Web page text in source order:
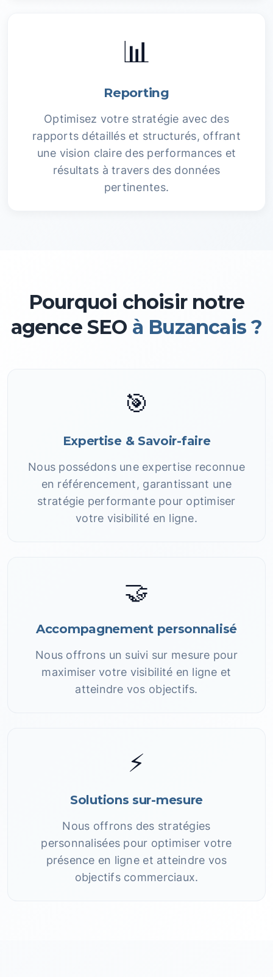
📊
Reporting
Optimisez votre stratégie avec des
rapports détaillés et structurés, offrant
une vision claire des performances et
résultats à travers des données
pertinentes.
Pourquoi choisir notre
agence SEO à Buzancais ?
🎯
Expertise & Savoir-faire
Nous possédons une expertise reconnue
en référencement, garantissant une
stratégie performante pour optimiser
votre visibilité en ligne.
🤝
Accompagnement personnalisé
Nous offrons un suivi sur mesure pour
maximiser votre visibilité en ligne et
atteindre vos objectifs.
⚡
Solutions sur-mesure
Nous offrons des stratégies
personnalisées pour optimiser votre
présence en ligne et atteindre vos
objectifs commerciaux.